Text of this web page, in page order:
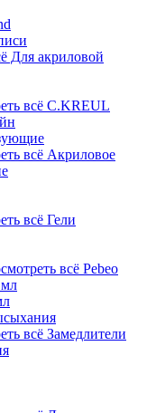
Для акриловой
всё C.KREUL
всё Акриловое
всё Гели
всё Pebeo
всё Замедлители